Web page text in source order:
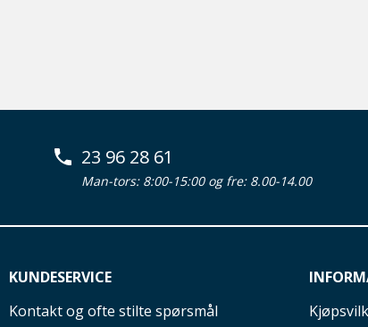
23 96 28 61
Man-tors: 8:00-15:00 og fre: 8.00-14.00
KUNDESERVICE
Kontakt og ofte stilte spørsmål